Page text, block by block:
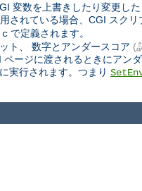
変数を上書きしたり変更した
されている場合、CGI スク
で定義されます。
ト、 数字とアンダースコア (
ージに渡されるときにアン
実行されます。つまり